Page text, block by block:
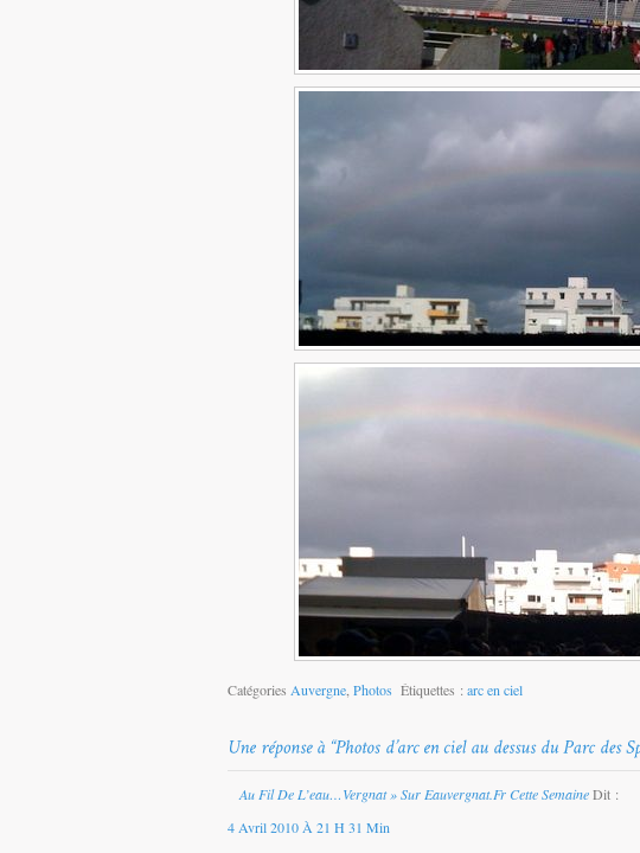
Catégories Auvergne Photos Étiquettes : arc en ciel
Au Fil De L’eau…vergnat » Sur Eauvergnat.fr Cette SemaineDit :
4 Avril 2010 À 21 H 31 Min